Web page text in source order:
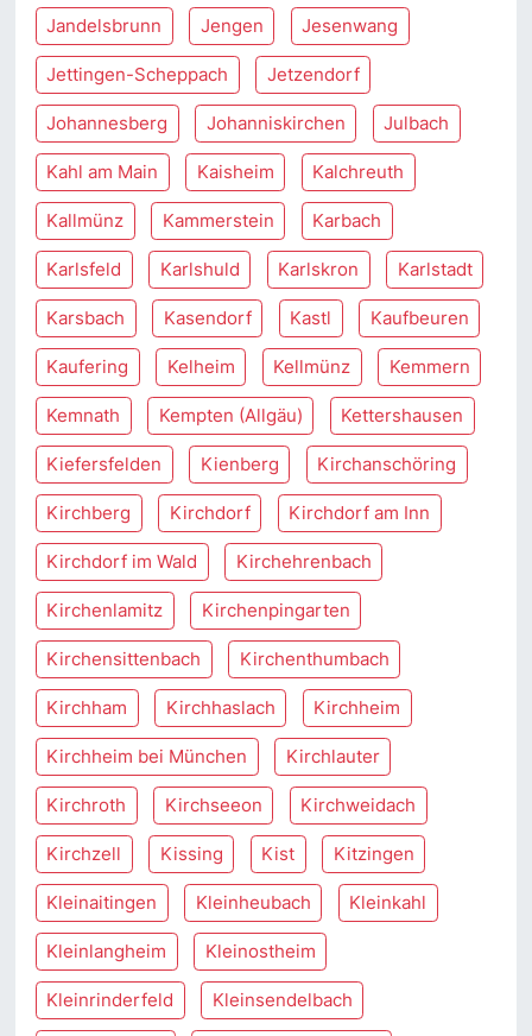
Jandelsbrunn Jengen Jesenwang
Jettingen-Scheppach Jetzendorf
Johannesberg Johanniskirchen Julbach
Kahl am Main Kaisheim Kalchreuth
Kallmünz Kammerstein Karbach
Karlsfeld Karlshuld Karlskron Karlstadt
Karsbach Kasendorf Kastl Kaufbeuren
Kaufering Kelheim Kellmünz Kemmern
Kemnath Kempten (Allgäu) Kettershausen
Kiefersfelden Kienberg Kirchanschöring
Kirchberg Kirchdorf Kirchdorf am Inn
Kirchdorf im Wald Kirchehrenbach
Kirchenlamitz Kirchenpingarten
Kirchensittenbach Kirchenthumbach
Kirchham Kirchhaslach Kirchheim
Kirchheim bei München Kirchlauter
Kirchroth Kirchseeon Kirchweidach
Kirchzell Kissing Kist Kitzingen
Kleinaitingen Kleinheubach Kleinkahl
Kleinlangheim Kleinostheim
Kleinrinderfeld Kleinsendelbach